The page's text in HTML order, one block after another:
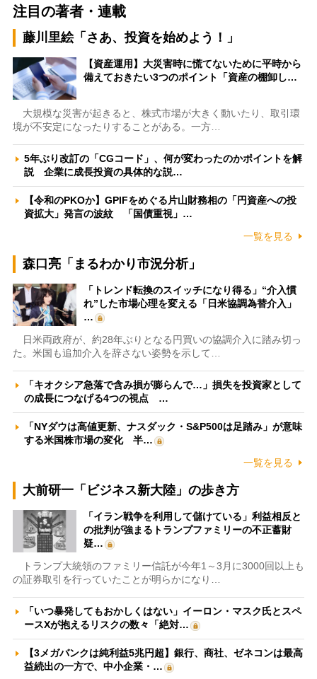
注目の著者・連載
藤川里絵「さあ、投資を始めよう！」
【資産運用】大災害時に慌てないために平時から
備えておきたい3つのポイント「資産の棚卸し…
大規模な災害が起きると、株式市場が大きく動いたり、取引環
境が不安定になったりすることがある。一方…
5年ぶり改訂の「CGコード」、何が変わったのかポイントを解
説 企業に成長投資の具体的な説…
【令和のPKOか】GPIFをめぐる片山財務相の「円資産への投
資拡大」発言の波紋 「国債重視」…
一覧を見る
森口亮「まるわかり市況分析」
「トレンド転換のスイッチになり得る」“介入慣
れ”した市場心理を変える「日米協調為替介入」
…
日米両政府が、約28年ぶりとなる円買いの協調介入に踏み切っ
た。米国も追加介入を辞さない姿勢を示して…
「キオクシア急落で含み損が膨らんで…」損失を投資家として
の成長につなげる4つの視点 …
「NYダウは高値更新、ナスダック・S&P500は足踏み」が意味
する米国株市場の変化 半…
一覧を見る
大前研一「ビジネス新大陸」の歩き方
「イラン戦争を利用して儲けている」利益相反と
の批判が強まるトランプファミリーの不正蓄財
疑…
トランプ大統領のファミリー信託が今年1～3月に3000回以上も
の証券取引を行っていたことが明らかになり…
「いつ暴発してもおかしくはない」イーロン・マスク氏とスペ
ースXが抱えるリスクの数々「絶対…
【3メガバンクは純利益5兆円超】銀行、商社、ゼネコンは最高
益続出の一方で、中小企業・…